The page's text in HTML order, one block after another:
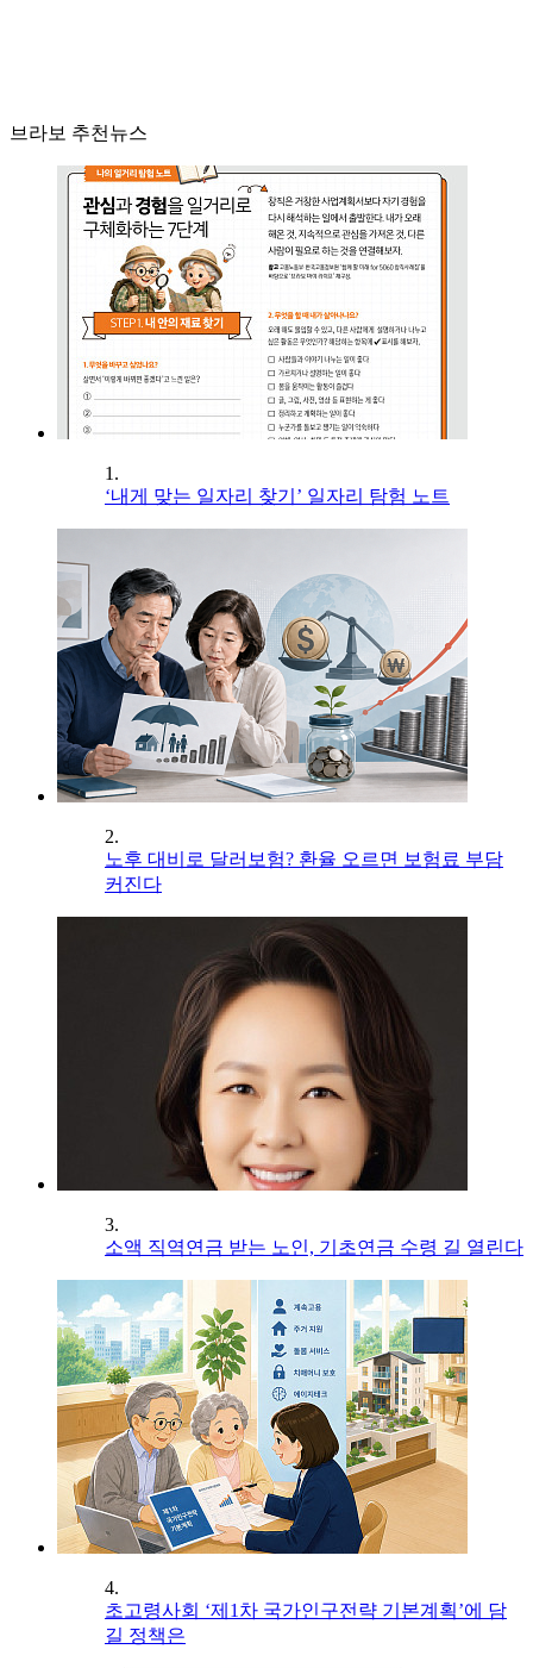
브라보 추천뉴스
1.
‘내게 맞는 일자리 찾기’ 일자리 탐험 노트
2.
노후 대비로 달러보험? 환율 오르면 보험료 부담
커진다
3.
소액 직역연금 받는 노인, 기초연금 수령 길 열린다
4.
초고령사회 ‘제1차 국가인구전략 기본계획’에 담
길 정책은